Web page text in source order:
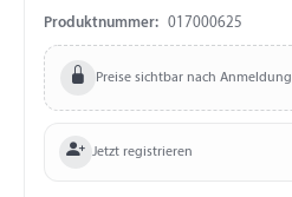
Produktnummer: 017000625
Preise sichtbar nach Anmeldung
Jetzt registrieren